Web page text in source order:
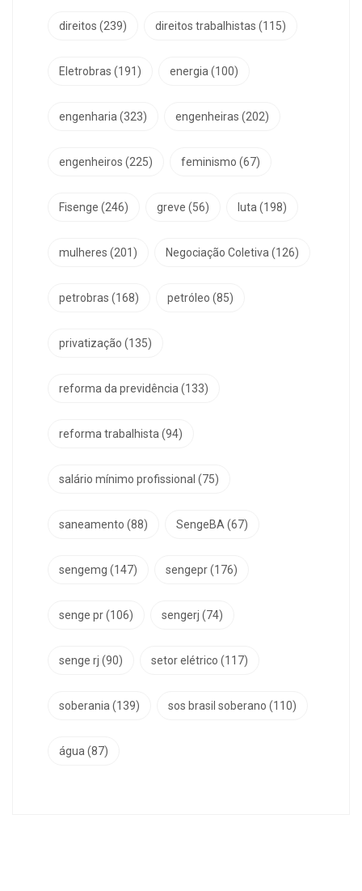
direitos (239) direitos trabalhistas (115)
Eletrobras (191) energia (100)
engenharia (323) engenheiras (202)
engenheiros (225) feminismo (67)
Fisenge (246) greve (56) luta (198)
mulheres (201) Negociação Coletiva (126)
petrobras (168) petróleo (85)
privatização (135)
reforma da previdência (133)
reforma trabalhista (94)
salário mínimo profissional (75)
saneamento (88) SengeBA (67)
sengemg (147) sengepr(176)
senge pr(106) sengerj (74)
senge rj (90) setor elétrico (117)
soberania (139) sos brasil soberano (110)
água (87)